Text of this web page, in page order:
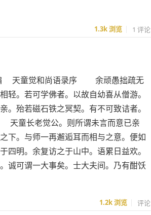
1.3k浏览 1 评论
天童觉和尚语录序 余顽愚拙疏无
轻。若可学佛者。以故自幼喜从僧游。
。殆若磁石铁之冥契。有不可致诘者。
童长老觉公。则所谓未言而意已亲
下。与师一再邂逅耳而相与之意。便如
四明。余复访之于山中。语累日益欢。
诚可谓一大事矣。士大夫间。乃有酣饫
1.2k浏览 评论